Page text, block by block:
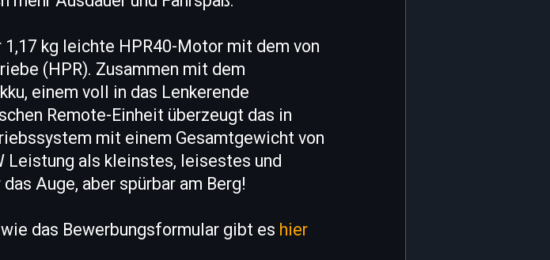
kg leichte HPR40-Motor mit dem von
(HPR). Zusammen mit dem
einem voll in das Lenkerende
Remote-Einheit überzeugt das in
mit einem Gesamtgewicht von
Leistung als kleinstes, leisestes und
Auge, aber spürbar am Berg!
das Bewerbungsformular gibt es hier